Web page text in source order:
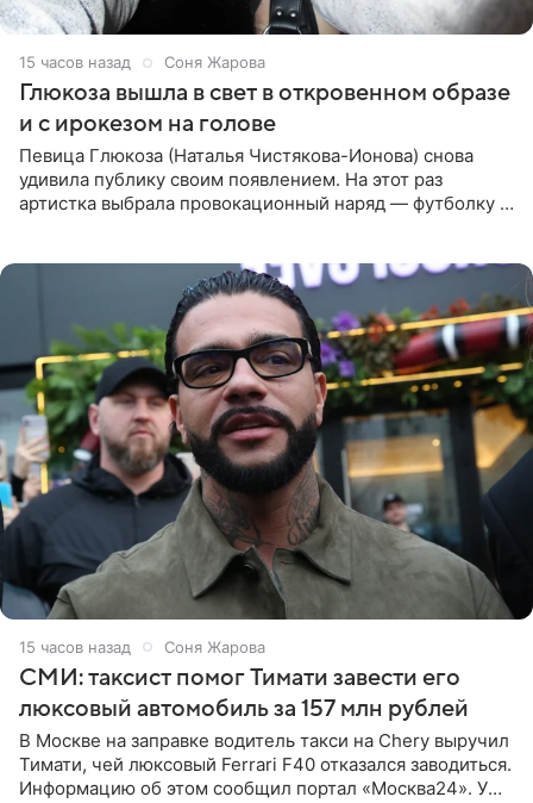
15 часов назад Соня Жарова
Глюкоза вышла в свет в откровенном образе
и с ирокезом на голове
Певица Глюкоза (Наталья Чистякова-Ионова) снова
удивила публику своим появлением. На этот раз
артистка выбрала провокационный наряд — футболку с
15 часов назад Соня Жарова
СМИ: таксист помог Тимати завести его
люксовый автомобиль за 157 млн рублей
В Москве на заправке водитель такси на Chery выручил
Тимати, чей люксовый Ferrari F40 отказался заводиться.
Информацию об этом сообщил портал «Москва24». У